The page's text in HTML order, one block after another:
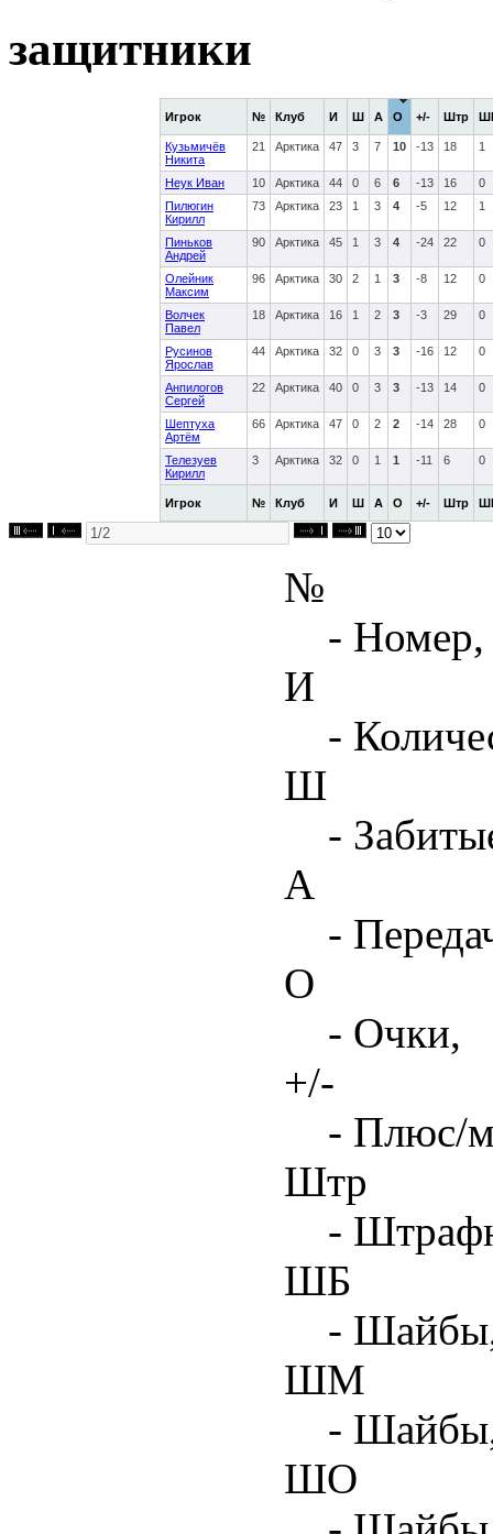
защитники
Игрок № Клуб И Ш А О +/- Штр
Игрок № Клуб И Ш А О +/- Штр
Кузьмичёв
Никита
21 Арктика 47 3 7 10 -13 18 1
Неук Иван 10 Арктика 44 0 6 6 -13 16
0
Пилюгин
Кирилл
73 Арктика 23 1 3 4 -5 12 1
Пиньков
Андрей
90 Арктика 45 1 3 4 -24 22 0
Олейник
Максим
96 Арктика 30 2 1 3 -8 12 0
Волчек
Павел
18 Арктика 16 1 2 3 -3 29 0
Русинов
Ярослав
44 Арктика 32 0 3 3 -16 12 0
Анпилогов
Сергей
22 Арктика 40 0 3 3 -13 14 0
Шептуха
Артём
66 Арктика 47 0 2 2 -14 28 0
Телезуев
Кирилл
3 Арктика 32 0 1 1 -11 6 0
№
- Номер,
И
-
Ш
-
А
-
О
- Очки,
+/-
- Плюс/
Штр
-
ШБ
- Шайбы,
ШМ
- Шайбы,
ШО